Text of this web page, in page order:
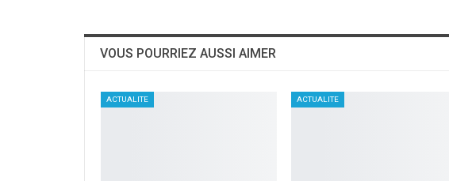
VOUS POURRIEZ AUSSI AIMER
ACTUALITE ACTUALITE